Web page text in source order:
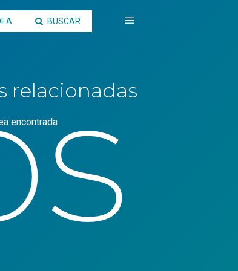
BUSCAR
relacionadas
encontrada